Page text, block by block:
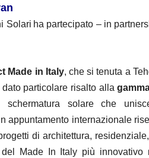
Solari ha partecipato – in
Made in Italy, che si tenuta a
particolare risalto alla
schermatura solare che
appuntamento internazionale
di architettura,
del Made In Italy più innovativo